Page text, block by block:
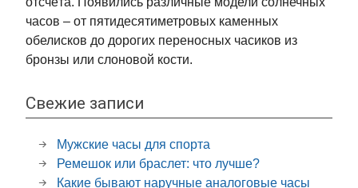
часов – от пятидесятиметровых каменных
обелисков до дорогих переносных часиков из
бронзы или слоновой кости.
Свежие записи
Мужские часы для спорта
Ремешок или браслет: что лучше?
Какие бывают наручные аналоговые часы